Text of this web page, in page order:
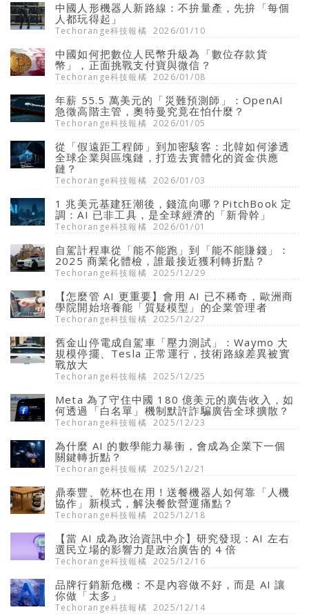
中國人形機器人新路線：不拚量產，先拚「每個
人都玩得起」
Techorange科技報橘 2026/01/10
中國如何把數位人民幣升級為「數位存款貨
幣」，正面挑戰支付寶與微信？
Techorange科技報橘 2026/01/08
年薪 55.5 萬美元的「災難預測師」：OpenAI
急徵高階主管，奧特曼究竟在怕什麼？
Techorange科技報橘 2026/01/05
從「假遠距工程師」到加密駭客：北韓如何滲透
全球企業與區塊鏈，打造去實體化的資金供應
鏈？
Techorange科技報橘 2026/01/03
1 兆美元基建狂潮後，錢流向哪？PitchBook 定
調：AI 已非工具，是全球經濟的「新骨幹」
Techorange科技報橘 2026/01/01
自駕計程車從「能不能跑」到「能不能賺錢」：
2025 商業化體檢，誰最接近獲利轉折點？
Techorange科技報橘 2025/12/29
【怎麼管 AI 更重要】會用 AI 已不稀奇，歐洲商
學院開始培養能「質疑模型」的企業管理者
Techorange科技報橘 2025/12/27
舊金山停電成自駕車「壓力測試」：Waymo 大
規模停擺、Tesla 正常運行，技術路線差異被實
戰放大
Techorange科技報橘 2025/12/25
Meta 為了守住中國 180 億美元的廣告收入，如
何透過「白名單」機制默許詐騙廣告全球擴散？
Techorange科技報橘 2025/12/23
為什麼 AI 的數學能力暴衝，會成為企業下一個
關鍵轉折點？
Techorange科技報橘 2025/12/21
鼎泰豐、乾杯也在用！送餐機器人如何靠「人機
協作」新模式，解決餐飲營運痛點？
Techorange科技報橘 2025/12/18
【當 AI 成為政治資訊中介】研究發現：AI 左右
選民立場的影響力是政治廣告的 4 倍
Techorange科技報橘 2025/12/16
品牌行銷新危機：不是內容做不好，而是 AI 讓
你做「太多」
Techorange科技報橘 2025/12/14